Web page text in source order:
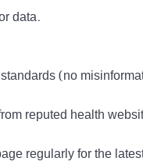
data.
(no
reputed health
regularly for the